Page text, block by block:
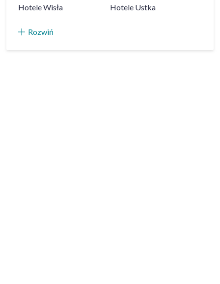
HoteleWisła Hotele Ustka
Rozwiń